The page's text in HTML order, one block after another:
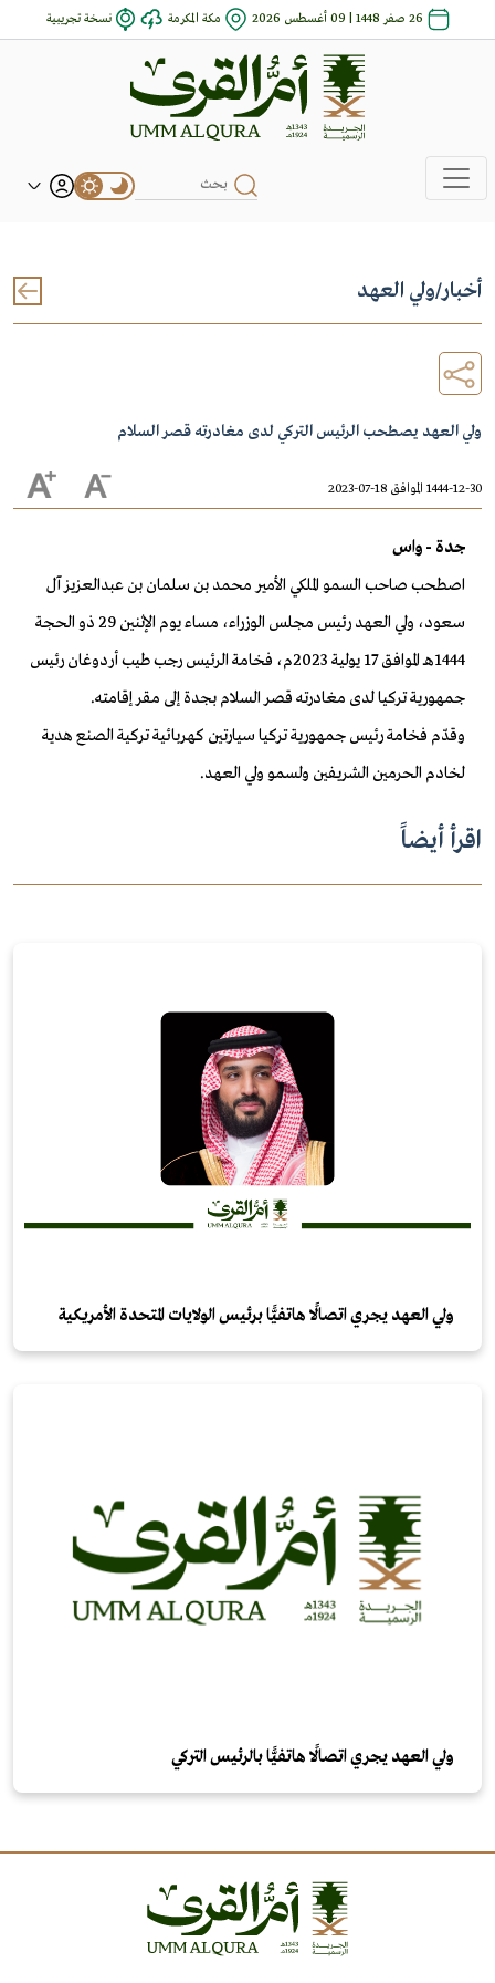
26 صفر 1448 | 09 أغسطس 2026 مكة المكرمة نسخة تجريبية
أخبار/ولي العهد
ولي العهد يصطحب الرئيس التركي لدى مغادرته قصر السلام
1444-12-30 الموافق 18-07-2023
جدة - واس
اصطحب صاحب السمو الملكي الأمير محمد بن سلمان بن عبدالعزيز آل
سعود، ولي العهد رئيس مجلس الوزراء، مساء يوم الإثنين 29 ذو الحجة
1444هـ الموافق 17 يولية 2023م، فخامة الرئيس رجب طيب أردوغان رئيس
جمهورية تركيا لدى مغادرته قصر السلام بجدة إلى مقر إقامته.
وقدّم فخامة رئيس جمهورية تركيا سيارتين كهربائية تركية الصنع هدية
لخادم الحرمين الشريفين ولسمو ولي العهد.
اقرأ أيضاً
ولي العهد يجري اتصالًا هاتفيًّا برئيس الولايات المتحدة الأمريكية
ولي العهد يجري اتصالًا هاتفيًّا بالرئيس التركي